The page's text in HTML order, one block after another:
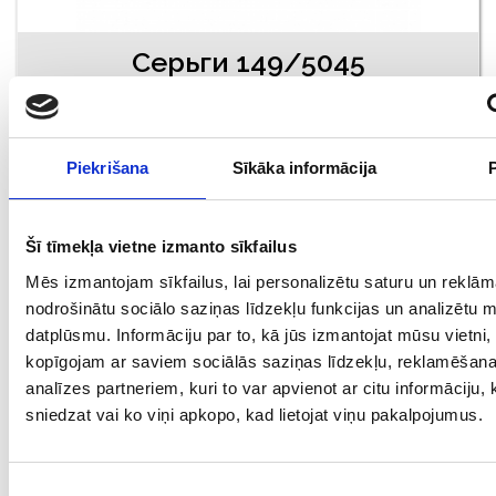
Piekrišana Sīkāka informācija
Šī tīmekļa vietne izmanto sīkfailus
Mēs izmantojam sīkfailus, lai personalizētu saturu un
nodrošinātu sociālo saziņas līdzekļu funkcijas un analizētu
datplūsmu. Informāciju par to, kā jūs izmantojat mūsu
kopīgojam ar saviem sociālās saziņas līdzekļu,
analīzes partneriem, kuri to var apvienot ar citu informāciju,
sniedzat vai ko viņi apkopo, kad lietojat viņu pakalpojumus.
Серьги 149/5045
Проба: 925/830, Bес: 0.60
€ 5.50